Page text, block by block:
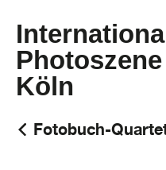
Photoszene
Köln
Fotobuch-